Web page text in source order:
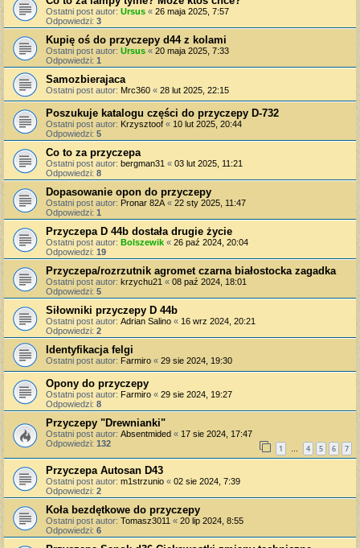
Ostatni post autor: Ursus « 26 maja 2025, 7:57
Odpowiedzi: 3
Kupię oś do przyczepy d44 z kolami
Ostatni post autor: Ursus « 20 maja 2025, 7:33
Odpowiedzi: 1
Samozbierajaca
Ostatni post autor: Mrc360 « 28 lut 2025, 22:15
Poszukuje katalogu części do przyczepy D-732
Ostatni post autor: Krzysztoof « 10 lut 2025, 20:44
Odpowiedzi: 5
Co to za przyczepa
Ostatni post autor: bergman31 « 03 lut 2025, 11:21
Odpowiedzi: 8
Dopasowanie opon do przyczepy
Ostatni post autor: Pronar 82A « 22 sty 2025, 11:47
Odpowiedzi: 1
Przyczepa D 44b dostała drugie życie
Ostatni post autor: Bolszewik « 26 paź 2024, 20:04
Odpowiedzi: 19
Przyczepa/rozrzutnik agromet czarna białostocka zagadka
Ostatni post autor: krzychu21 « 08 paź 2024, 18:01
Odpowiedzi: 5
Siłowniki przyczepy D 44b
Ostatni post autor: Adrian Salino « 16 wrz 2024, 20:21
Odpowiedzi: 2
Identyfikacja felgi
Ostatni post autor: Farmiro « 29 sie 2024, 19:30
Opony do przyczepy
Ostatni post autor: Farmiro « 29 sie 2024, 19:27
Odpowiedzi: 8
Przyczepy "Drewnianki"
Ostatni post autor: Absentmided « 17 sie 2024, 17:47
Odpowiedzi: 132 1 … 4 5 6 7
Przyczepa Autosan D43
Ostatni post autor: m1strzunio « 02 sie 2024, 7:39
Odpowiedzi: 2
Koła bezdętkowe do przyczepy
Ostatni post autor: Tomasz3011 « 20 lip 2024, 8:55
Odpowiedzi: 6